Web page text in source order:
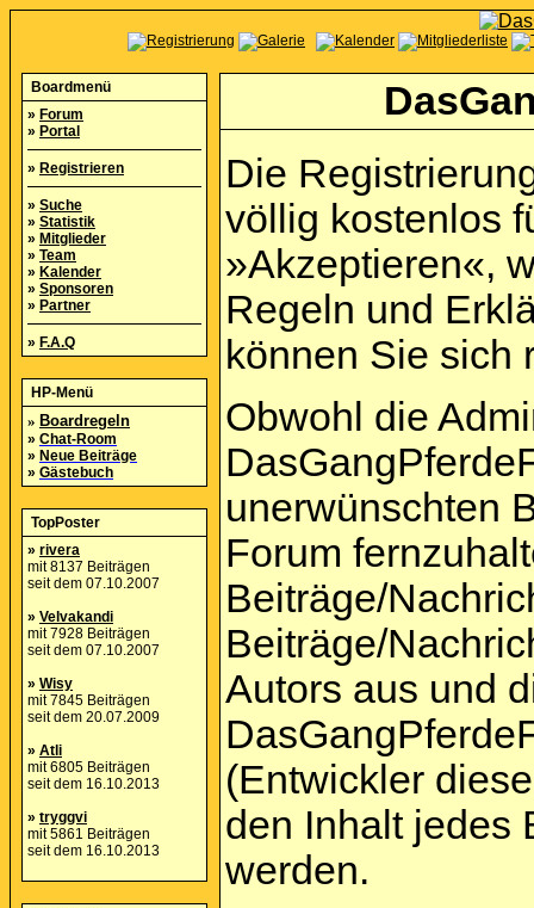
Boardmenü
» Forum
» Portal
» Registrieren
» Suche
» Statistik
» Mitglieder
» Team
» Kalender
» Sponsoren
» Partner
» F.A.Q
HP-Menü
» Boardregeln
» Chat-Room
» Neue Beiträge
» Gästebuch
TopPoster
» rivera
mit 8137 Beiträgen
seit dem 07.10.2007
» Velvakandi
mit 7928 Beiträgen
seit dem 07.10.2007
» Wisy
mit 7845 Beiträgen
seit dem 20.07.2009
» Atli
mit 6805 Beiträgen
seit dem 16.10.2013
» tryggvi
mit 5861 Beiträgen
seit dem 16.10.2013
Die
völlig kostenlos
»Akzeptieren«,
Regeln und
können Sie sich
Obwohl die
unerwünschten
Forum
Beiträge/
Beiträge/
Autors aus und
(Entwickler
den Inhalt jedes
werden.